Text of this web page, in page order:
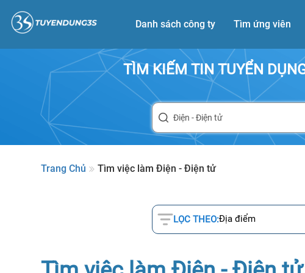
Danh sách công ty Tìm ứng viên
TÌM KIẾM TIN TUYỂN
Trang Chủ Tìm việc làm Điện - Điện tử
LỌC THEO:Địa điểm